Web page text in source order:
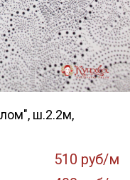
ш.2.2м,
510 руб/м